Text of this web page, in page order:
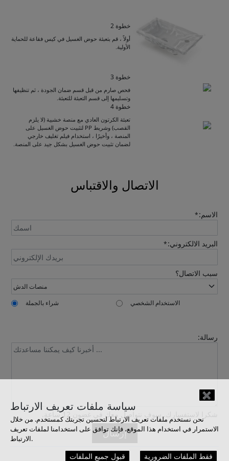
خطوة 2
أولاً ، قم بتعبئة حوض الغسيل في كيس فقاعة للحماية
الأولية.
خطوة 3
فحص صارم من قبل قسم ضمان الجودة ، ثم تنظيفها
وتسليمها إلى قسم التعبئة للتعبئة.
خطوة 4
تعبئة الكرتون العادي مع منصة خشبية (لا يلزم
القصب) وشريط PP لتثبيت حوض الغسيل على
المنصة ، وأخيرًا ، استخدام فيلم تغليف خارجي
لضمان تثبيت حوض الغسيل بشكل جيد على المنصة.
Get Catalogue
Please leave your contact information,the
catalogue will be sent to your mailbox
Send
Confirmed
الاتصال والاقتباس
الاسم:*
البريد الالكتروني:*
سبب الاتصال؟
شراء بالجملة الاستخدام الشخصي
رسالة:
شكرا لاستفسارك. سوف نتواصل معك في غضون 12 ساعة.
إرسال
✖
سياسة ملفات تعريف الارتباط
نحن نستخدم ملفات تعريف الارتباط لتحسين تجربتك كمستخدم. من خلال
الاستمرار في استخدام هذا الموقع، فإنك توافق على استخدامنا لملفات تعريف
الارتباط.
قبول جميع الملفات فقط الملفات الضرورية